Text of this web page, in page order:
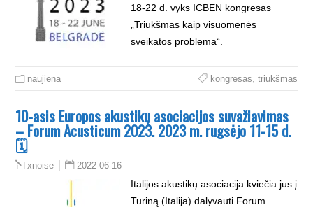
18‑22 d. vyks ICBEN kongresas
„Triukšmas kaip visuomenės
sveikatos problema“.
naujiena kongresas, triukšmas
10-asis Europos akustikų asociacijos suvažiavimas
– Forum Acusticum 2023. 2023 m. rugsėjo 11-15 d.
🗓
xnoise 2022-06-16
Italijos akustikų asociacija kviečia jus į
Turiną (Italija) dalyvauti Forum